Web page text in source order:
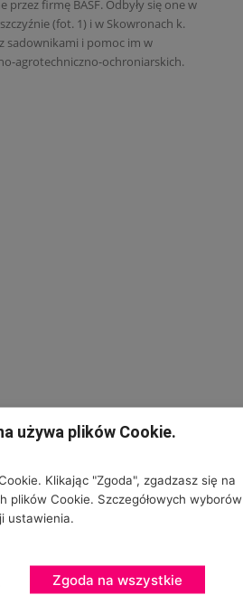
przez firmę BASF. Odbyły się one w
(fot. 1) i w Skowronach k.
sadownikami i pomoc im w
agrotechniczno-ochroniarskich.
używa plików Cookie.
Klikając "Zgoda", zgadzasz się na
plików Cookie. Szczegółowych wyborów
ustawienia.
Zgoda na wszystkie